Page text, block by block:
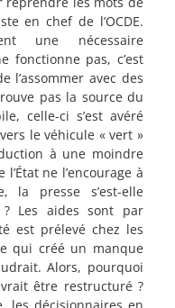
en chef de l’OCDE.
une nécessaire
fonctionne pas, c’est
l’assommer avec des
pas la source du
celle-ci s’est avéré
le véhicule « vert »
à une moindre
ne l’encourage à
la presse s’est-elle
Les aides sont par
est prélevé chez les
qui créé un manque
Alors, pourquoi
être restructuré ?